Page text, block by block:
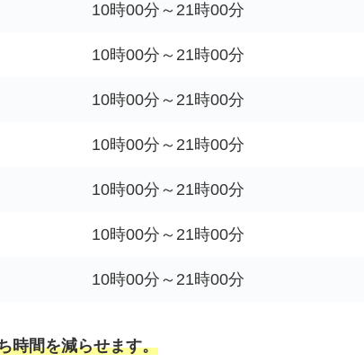
10時00分～21時00分
10時00分～21時00分
10時00分～21時00分
10時00分～21時00分
10時00分～21時00分
10時00分～21時00分
10時00分～21時00分
時間を減らせます。